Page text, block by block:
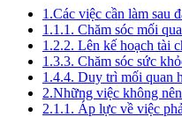
1.Các việc cần làm sau
1.1.1. Chăm sóc mối
1.2.2. Lên kế hoạch tài
1.3.3. Chăm sóc sức
1.4.4. Duy trì mối quan
2.Những việc không
2.1.1. Áp lực về việc